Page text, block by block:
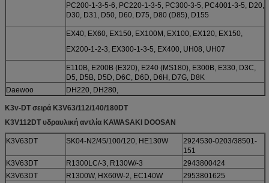
PC200-1-3-5-6, PC220-1-3-5, PC300-3-5, PC4001-3-5, D20,
D30, D31, D50, D60, D75, D80 (D85), D155
EX40, EX60, EX150, EX100M, EX100, EX120, EX150,
EX200-1-2-3, EX300-1-3-5, EX400, UH08, UH07
E110B, E200B (E320), E240 (MS180), E300B, E330, D3C,
D5, D5B, D5D, D6C, D6D, D6H, D7G, D8K
Daewoo
DH220, DH280,
HD800, HD820, HD850, DH880, HD1020, HD1220
(HD1250), HD1430, DH1880
SK07N2, SK07-7SK200, SK220, SK300, SK320
Sumitomo
SH120, SH200, SH280, SH300, SH400
Mitsubishi
MS110, MS120, MS180
K3v-DT σειρά K3V63/112/140/180DT
K3V112DT υδραυλική αντλία KAWASAKI DOOSAN
K3V63DT SK04-N2/45/100/120, HE130W
2924530-0203/38501-
151
K3V63DT
R1300LC/-3, R130W/-3
2943800424
K3V63DT
R1300W, HX60W-2, EC140W
2953801625